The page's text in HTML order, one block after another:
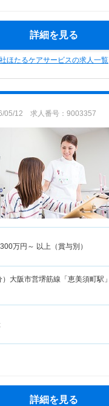
詳細を見る
ほたるケアサービスの求人一覧
05/12 求人番号：9003357
300万円～ 以上（賞与別）
大阪市営堺筋線「恵美須町駅」
詳細を見る